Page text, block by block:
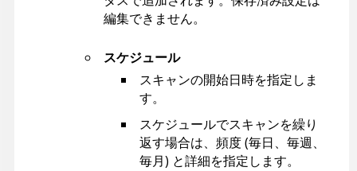
編集できません。
スケジュール
スキャンの開始日時を指定しま
す。
スケジュールでスキャンを繰り
返す場合は、頻度 (毎日、毎週、
毎月) と詳細を指定します。